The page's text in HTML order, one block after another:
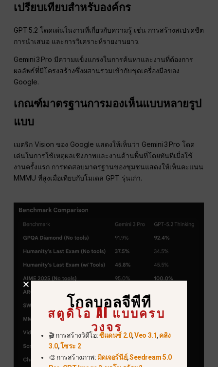
เปรียบเทียบสำหรับองค์กร
GPT 5.2 โดดเด่นในงานที่เกี่ยวกับความรู้ เช่น การสร้างสเปรดชีต
การนำเสนอ และการวิเคราะห์รายงานยาว.
Gemini 3 Pro มีความแข็งแกร่งในการค้นหาและงานที่ต้องการ
ผลลัพธ์ที่มีโครงสร้างซึ่งผสานรวมเข้ากับชุดเครื่องมือของ
Google.
เกณฑ์มาตรฐานการมองเห็นแบบหลายรูป
แบบ
เมตริก Vision ของ Google แสดงให้เห็นว่า Gemini 3 Pro โดด
เด่นในการใช้เหตุผลเชิงภาพและงานด้านพื้นที่โดยทันทีเมื่อใช้
งานครั้งแรก การทดสอบมาตรฐานของชุมชนแสดงให้เห็นคะแนน
MMMU ที่สูงเมื่อเทียบกับโมเดล GPT รุ่นเก่า.
โกลบอลจีพีที
สตูดิโอ AI แบบครบ
วงจร
🎬 การสร้างวิดีโอ:ซีแดนซ์ 2.0,Veo 3.1,คลิง
3.0,โซระ 2
🎨 การสร้างภาพ: มิดเจอร์นีย์,Seedream 5.0